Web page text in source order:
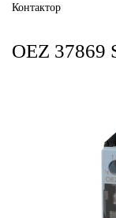
Контактор
OEZ 37869